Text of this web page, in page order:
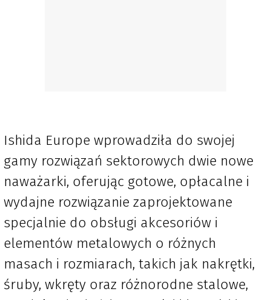
Ishida Europe wprowadziła do swojej
gamy rozwiązań sektorowych dwie nowe
naważarki, oferując gotowe, opłacalne i
wydajne rozwiązanie zaprojektowane
specjalnie do obsługi akcesoriów i
elementów metalowych o różnych
masach i rozmiarach, takich jak nakrętki,
śruby, wkręty oraz różnorodne stalowe,